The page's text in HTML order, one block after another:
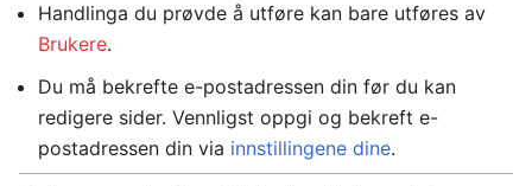
Handlinga du prøvde å utføre kan bare utføres av
Brukere.
Du må bekrefte e-postadressen din før du kan
redigere sider. Vennligst oppgi og bekreft e-
postadressen din via innstillingene dine.